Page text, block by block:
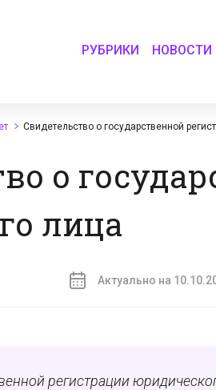
РУБРИКИ НОВОСТИ
Свидетельство о государственной
о
лица
Актуально на
регистрации